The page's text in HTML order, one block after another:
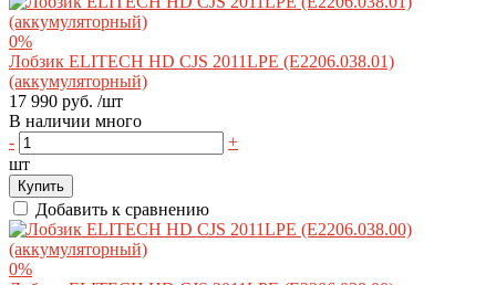
0%
Лобзик ELITECH HD CJS 2011LPE (E2206.038.01)
(аккумуляторный)
17 990 руб. /шт
В наличии много
-
+
шт
Купить
Добавить к сравнению
0%